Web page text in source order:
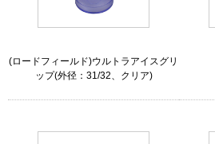
(ロードフィールド)ウルトラアイスグリ
ップ(外径：31/32、クリア)